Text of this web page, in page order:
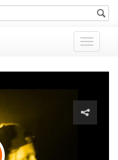
Показать
меню